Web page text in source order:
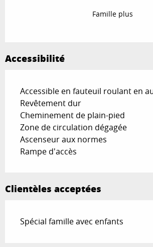
Famille plus
Accessibilité
Accessible en fauteuil roulant en
Revêtement dur
Cheminement de plain-pied
Zone de circulation dégagée
Ascenseur aux normes
Rampe d'accès
Clientèles acceptées
Spécial famille avec enfants